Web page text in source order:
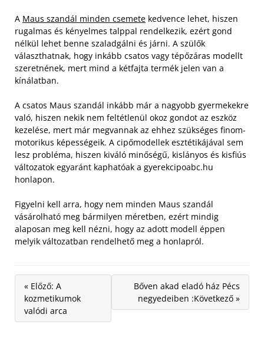
A Maus szandál minden csemete kedvence lehet, hiszen
rugalmas és kényelmes talppal rendelkezik, ezért gond
nélkül lehet benne szaladgálni és járni. A szülők
választhatnak, hogy inkább csatos vagy tépőzáras modellt
szeretnének, mert mind a kétfajta termék jelen van a
kínálatban.
A csatos Maus szandál inkább már a nagyobb gyermekekre
való, hiszen nekik nem feltétlenül okoz gondot az eszköz
kezelése, mert már megvannak az ehhez szükséges finom-
motorikus képességeik. A cipőmodellek esztétikájával sem
lesz probléma, hiszen kiváló minőségű, kislányos és kisfiús
változatok egyaránt kaphatóak a gyerekcipoabc.hu
honlapon.
Figyelni kell arra, hogy nem minden Maus szandál
vásárolható meg bármilyen méretben, ezért mindig
alaposan meg kell nézni, hogy az adott modell éppen
melyik változatban rendelhető meg a honlapról.
« Előző: A
kozmetikumok
valódi arca
Bőven akad eladó ház Pécs
negyedeiben :Következő »